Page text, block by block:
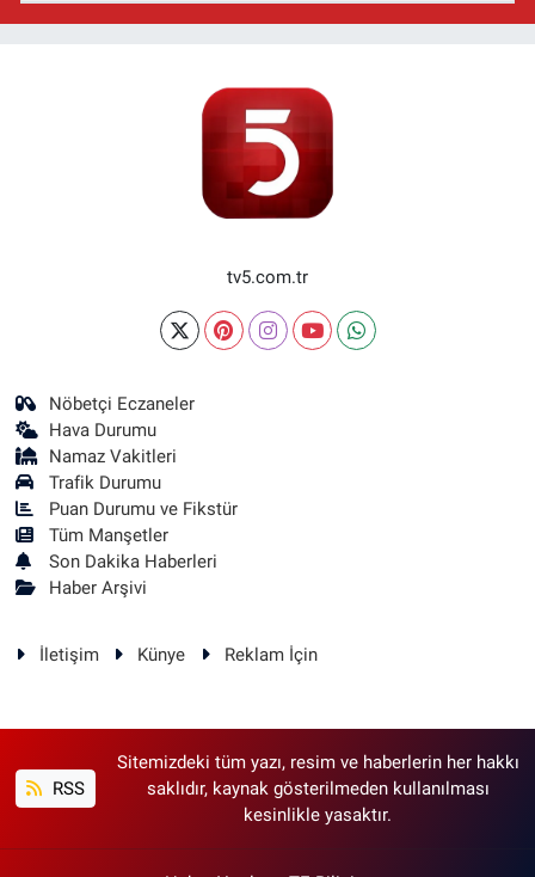
tv5.com.tr
Nöbetçi Eczaneler
Hava Durumu
Namaz Vakitleri
Trafik Durumu
Puan Durumu ve Fikstür
Tüm Manşetler
Son Dakika Haberleri
Haber Arşivi
İletişim Künye Reklam İçin
RSS
Sitemizdeki tüm yazı, resim ve haberlerin her hakkı
saklıdır, kaynak gösterilmeden kullanılması
kesinlikle yasaktır.